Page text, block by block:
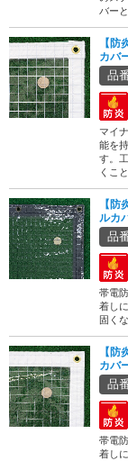
バー
【
カバ
品
マイ
能を
す。
くこ
【
ルカ
品
帯電
着し
固く
【
カバ
品
帯電
着し